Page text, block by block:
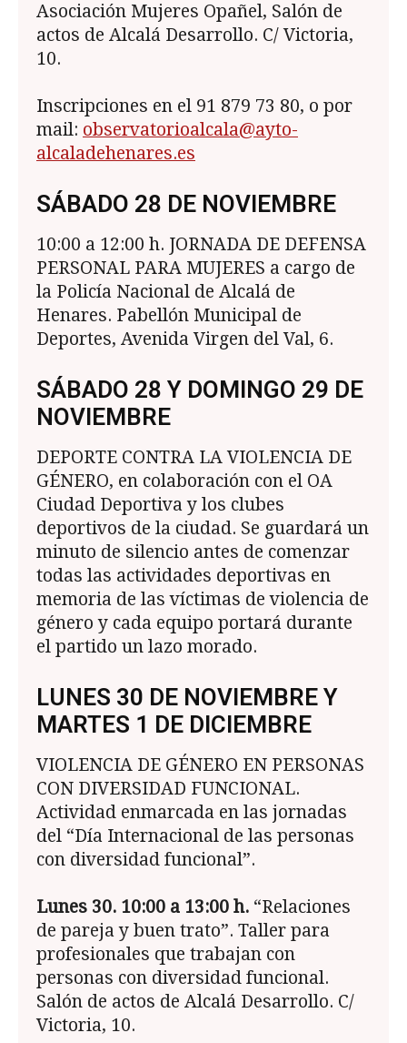
Asociación Muje­res Opañel, Salón de
actos de Alcalá Desarrollo. C/ Victoria,
10.
Inscripciones en el 91 879 73 80, o por
mail: observatorioalcala@ayto-
alcaladehenares.es
SÁBADO 28 DE NOVIEMBRE
10:00 a 12:00 h. JORNADA DE DEFENSA
PER­SONAL PARA MUJERES a cargo de
la Policía Na­cional de Alcalá de
Henares. Pabellón Municipal de
Deportes, Avenida Virgen del Val, 6.
SÁBADO 28 Y DOMINGO 29 DE
NOVIEMBRE
DEPORTE CONTRA LA VIOLENCIA DE
GÉNERO, en colaboración con el OA
Ciudad Deportiva y los clubes
deportivos de la ciudad. Se guardará un
minuto de silencio antes de comenzar
todas las actividades deportivas en
memoria de las víctimas de violencia de
género y cada equipo portará durante
el partido un lazo morado.
LUNES 30 DE NOVIEMBRE Y
MARTES 1 DE DICIEMBRE
VIOLENCIA DE GÉNERO EN PERSONAS
CON DI­VERSIDAD FUNCIONAL.
Actividad enmarcada en las jornadas
del “Día Internacional de las perso­nas
con diversidad funcional”.
Lunes 30. 10:00 a 13:00 h. “Relaciones
de pareja y buen trato”. Taller para
profesionales que trabajan con
personas con diversidad funcional.
Salón de ac­tos de Alcalá Desarrollo. C/
Victoria, 10.